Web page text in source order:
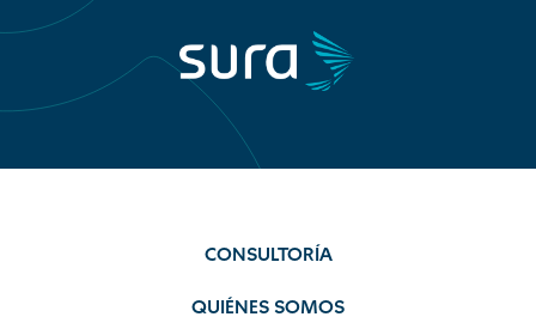
CONSULTORÍA
QUIÉNES SOMOS